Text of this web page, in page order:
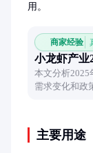
用。
商家经验
小龙虾产业
本文分析2025
需求变化和政
主要用途